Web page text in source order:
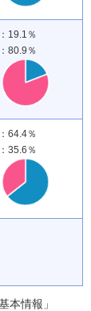
19.1％
80.9％
64.4％
35.6％
本情報」